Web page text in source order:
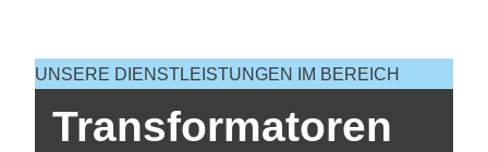
UNSERE DIENSTLEISTUNGEN IM BEREICH
Transformatoren